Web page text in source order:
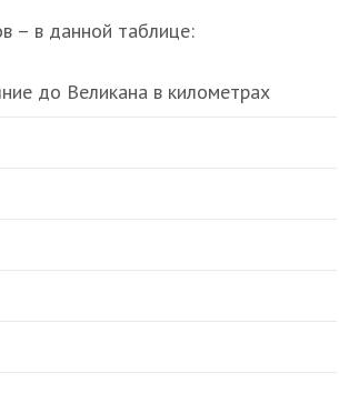
– в данной таблице:
до Великана в километрах